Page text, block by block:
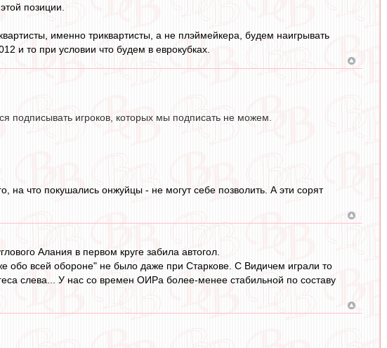
позиции.
именно триквартисты, а не плэймейкера, будем наигрывать
и то при условии что будем в еврокубках.
подписывать игроков, которых мы подписать не можем.
что покушались онжуйцы - не могут себе позволить. А эти сорят
Алания в первом круге забила автогол.
обо всей обороне" не было даже при Старкове. С Видичем играли то
слева... У нас со времен ОИРа более-менее стабильной по составу